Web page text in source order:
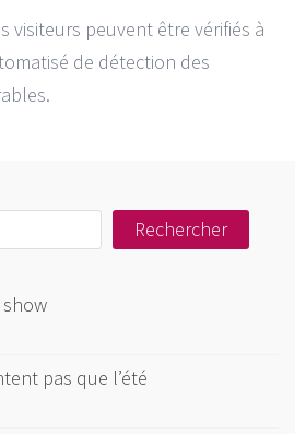
visiteurs peuvent être vérifiés à
de détection des
Rechercher
pas que l’été